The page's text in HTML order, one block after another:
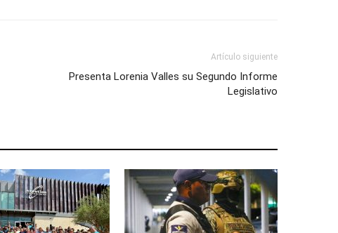
Artículo siguiente
Presenta Lorenia Valles su Segundo Informe
Legislativo